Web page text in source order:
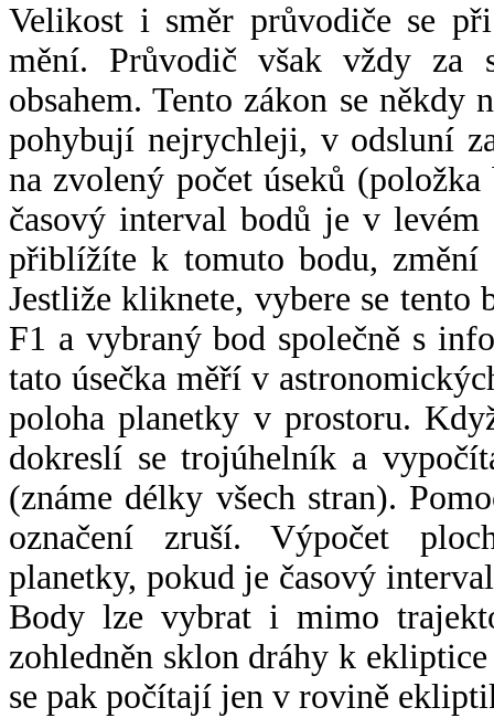
Velikost i směr průvodiče se
mění. Průvodič však vždy za
obsahem. Tento zákon se někdy
pohybují nejrychleji, v odsluní
na zvolený počet úseků
časový interval bodů je v
přiblížíte k tomuto bodu,
Jestliže kliknete, vybere se tento
F1 a vybraný bod společně s
tato úsečka měří v
poloha planetky v prostoru.
dokreslí se trojúhelník a
(známe délky všech stran).
označení zruší. Výpočet
planetky, pokud je časový
Body lze vybrat i mimo
zohledněn sklon dráhy k
se pak počítají jen v rovině